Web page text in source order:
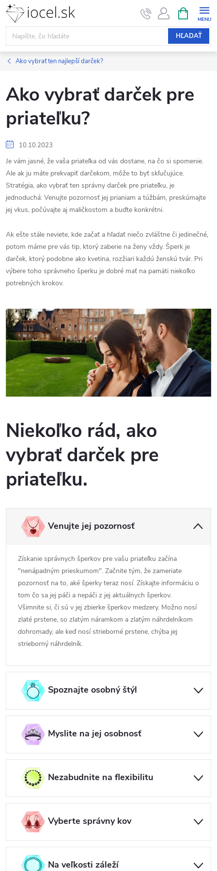
Prejsť
obsah
HĽADAŤ
KOŠÍK
Ako vybrať ten najlepší darček?
Ako vybrať darček pre
priateľku?
10.10.2023
Je vám jasné, že vaša priateľka od vás dostane, na čo si spomenie.
Ale ak ju máte prekvapiť darčekom, môže to byť skľučujúce.
Stratégia, ako vybrať ten správny darček pre priateľku, je
jednoduchá: Venujte pozornosť jej prianiam a túžbám, preskúmajte
jej vkus, počúvajte aj maličkostom a buďte konkrétni.
Ak ešte stále neviete, kde začať a hľadať niečo zvláštne či jedinečné,
potom máme pre vás tip, ktorý zaberie na ženy vždy. Šperk je
darček, ktorý podobne ako kvetina, rozžiari každú ženskú tvár. Pri
výbere toho správneho šperku je dobré mať na pamäti niekoľko
potrebných krokov.
Niekoľko rád, ako
vybrať darček pre
priateľku.
Venujte jej pozornosť
Získanie správnych šperkov pre vašu priateľku začína
"nenápadným prieskumom". Začnite tým, že zameriate
pozornosť na to, aké šperky teraz nosí. Získajte informáciu o
tom čo sa jej páči a nepáči z jej aktuálnych šperkov.
Všimnite si, či sú v jej zbierke šperkov medzery. Možno nosí
zlaté prstene, so zlatým náramkom a zlatým náhrdelníkom
dohromady, ale keď nosí strieborné prstene, chýba jej
strieborný náhrdelník.
Spoznajte osobný štýl
Myslite na jej osobnosť
Nezabudnite na flexibilitu
Vyberte správny kov
Na veľkosti záleží